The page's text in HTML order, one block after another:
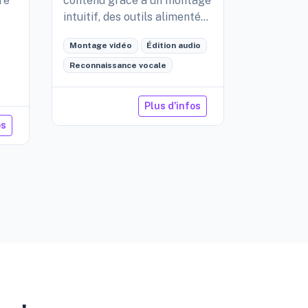
intuitif, des outils alimentés
fluide.
Montage vidéo Édition audio
Reconnaissance vocale
Plus d'infos